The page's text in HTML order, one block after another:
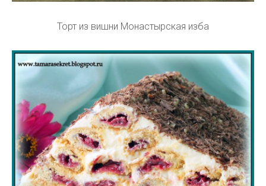
Торт из вишни Монастырская изба